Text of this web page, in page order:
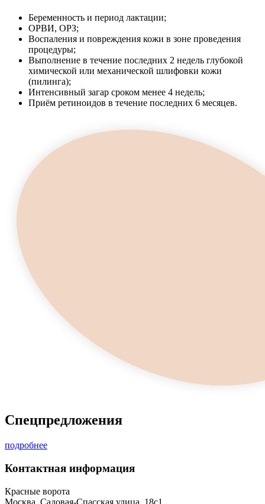
Беременность и период лактации;
ОРВИ, ОРЗ;
Воспаления и повреждения кожи в зоне проведения
процедуры;
Выполнение в течение последних 2 недель глубокой
химической или механической шлифовки кожи
(пилинга);
Интенсивный загар сроком менее 4 недель;
Приём ретиноидов в течение последних 6 месяцев.
Cпецпредложения
подробнее
Контактная информация
Красные ворота
Москва, Садовая-Спасская улица, 18с1